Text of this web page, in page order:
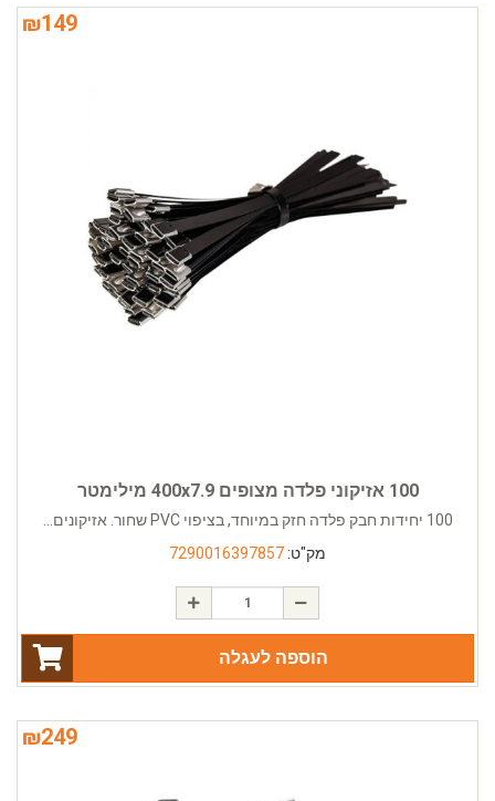
₪149
100 אזיקוני פלדה מצופים 400x7.9 מילימטר
100 יחידות חבק פלדה חזק במיוחד, בציפוי PVC שחור. אזיקונים...
מק"ט: 7290016397857
הוספה לעגלה
₪249